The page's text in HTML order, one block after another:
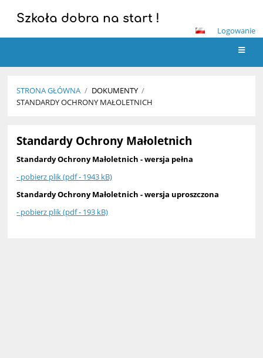
Szkoła dobra na start !
Logowanie
STRONA GŁÓWNA / DOKUMENTY /
STANDARDY OCHRONY MAŁOLETNICH
Standardy
Ochrony
Małoletnich
Standardy Ochrony Małoletnich
Standardy Ochrony Małoletnich - wersja pełna
- pobierz plik (pdf - 1943 kB)
Standardy Ochrony Małoletnich - wersja uproszczona
- pobierz plik (pdf - 193 kB)